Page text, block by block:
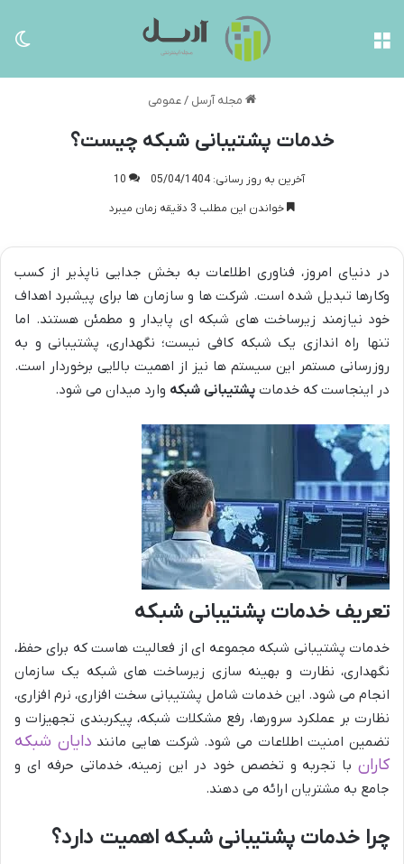
مجله آرسل /عمومی
خدمات پشتیبانی شبکه چیست؟
آخرین به روز رسانی: 05/04/1404
10
خواندن این مطلب 3 دقیقه زمان میبرد
در دنیای امروز، فناوری اطلاعات به بخش جدایی ناپذیر از کسب
وکارها تبدیل شده است. شرکت ها و سازمان ها برای پیشبرد اهداف
خود نیازمند زیرساخت های شبکه ای پایدار و مطمئن هستند. اما
تنها راه اندازی یک شبکه کافی نیست؛ نگهداری، پشتیبانی و به
روزرسانی مستمر این سیستم ها نیز از اهمیت بالایی برخوردار است.
در اینجاست که خدمات پشتیبانی شبکه وارد میدان می شود.
تعریف خدمات پشتیبانی شبکه
خدمات پشتیبانی شبکه مجموعه ای از فعالیت هاست که برای حفظ،
نگهداری، نظارت و بهینه سازی زیرساخت های شبکه یک سازمان
انجام می شود. این خدمات شامل پشتیبانی سخت افزاری، نرم افزاری،
نظارت بر عملکرد سرورها، رفع مشکلات شبکه، پیکربندی تجهیزات و
تضمین امنیت اطلاعات می شود. شرکت هایی مانند دایان شبکه
کاران با تجربه و تخصص خود در این زمینه، خدماتی حرفه ای و
جامع به مشتریان ارائه می دهند.
چرا خدمات پشتیبانی شبکه اهمیت دارد؟